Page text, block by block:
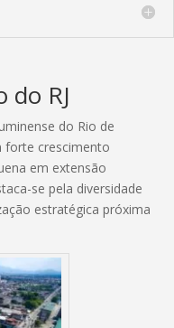
RJ
do Rio de
forte crescimento
em extensão
se pela diversidade
estratégica próxima